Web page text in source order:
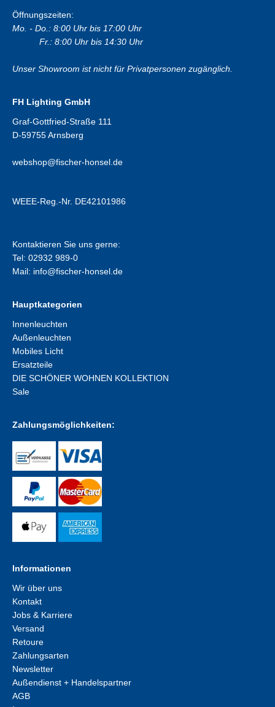
Öffnungszeiten:
Mo. - Do.: 8:00 Uhr bis 17:00 Uhr
Fr.: 8:00 Uhr bis 14:30 Uhr
Unser Showroom ist nicht für Privatpersonen zugänglich.
FH Lighting GmbH
Graf-Gottfried-Straße 111
D-59755 Arnsberg
webshop@fischer-honsel.de
WEEE-Reg.-Nr. DE42101986
Kontaktieren Sie uns gerne:
Tel: 02932 989-0
Mail: info@fischer-honsel.de
Hauptkategorien
Innenleuchten
Außenleuchten
Mobiles Licht
Ersatzteile
DIE SCHÖNER WOHNEN KOLLEKTION
Sale
Zahlungsmöglichkeiten:
Informationen
Wir über uns
Kontakt
Jobs & Karriere
Versand
Retoure
Zahlungsarten
Newsletter
Außendienst + Handelspartner
AGB